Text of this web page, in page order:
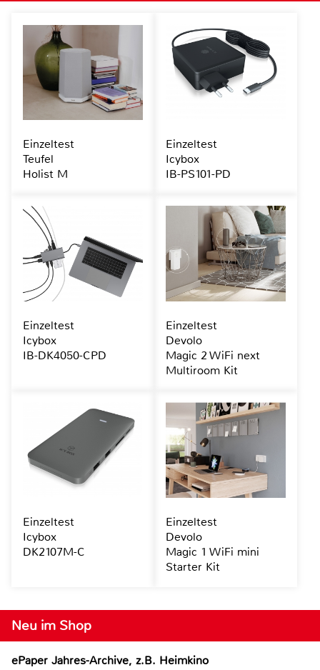
Neu im Shop
ePaper Jahres-Archive, z.B. Heimkino
Einzeltest
Teufel
Holist M
Einzeltest
Icybox
IB-PS101-PD
Einzeltest
Icybox
IB-DK4050-CPD
Einzeltest
Devolo
Magic 2 WiFi next
Multiroom Kit
Einzeltest
Icybox
DK2107M-C
Einzeltest
Devolo
Magic 1 WiFi mini
Starter Kit